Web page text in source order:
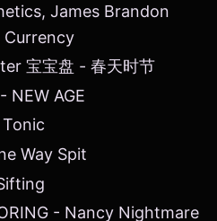
James Brandon
Currency
宝宝盘 - 春天时节
NEW AGE
Way Spit
- Nancy Nightmare